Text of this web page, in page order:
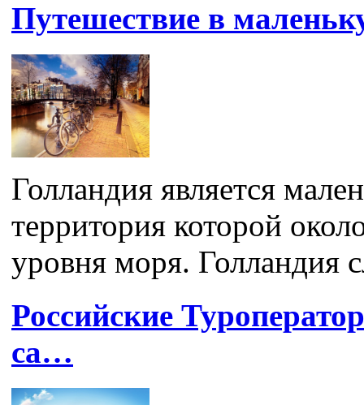
Путешествие в
Голландия является
территория которой
уровня моря. Голландия
Российские
са…